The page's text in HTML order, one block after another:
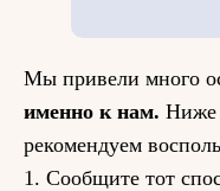
Мы привели много
именно к нам. Ниже
рекомендуем
1. Сообщите тот